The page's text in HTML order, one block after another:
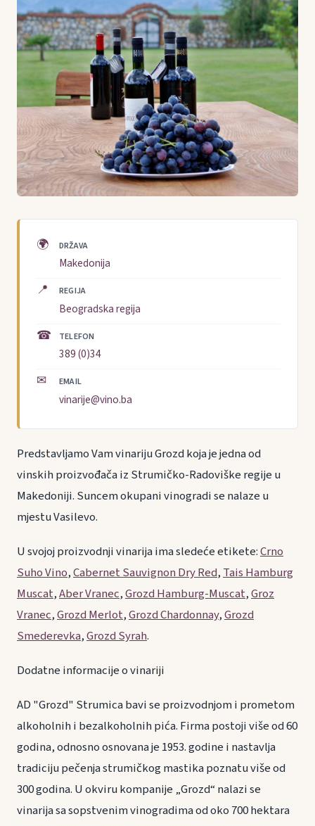
🌍 DRŽAVA
Makedonija
📍 REGIJA
Beogradska regija
☎ TELEFON
389 (0)34
✉ EMAIL
vinarije@vino.ba
Predstavljamo Vam vinariju Grozd koja je jedna od
vinskih proizvođača iz Strumičko-Radoviške regije u
Makedoniji. Suncem okupani vinogradi se nalaze u
mjestu Vasilevo.
U svojoj proizvodnji vinarija ima sledeće etikete:Crno
Suho Vino,Cabernet Sauvignon Dry Red, Tais Hamburg
Muscat,Aber Vranec,Grozd Hamburg-Muscat,Groz
Vranec,Grozd Merlot,Grozd Chardonnay,Grozd
Smederevka,Grozd Syrah.
Dodatne informacije o vinariji
AD "Grozd" Strumica bavi se proizvodnjom i prometom
alkoholnih i bezalkoholnih pića. Firma postoji više od 60
godina, odnosno osnovana je 1953. godine i nastavlja
tradiciju pečenja strumičkog mastika poznatu više od
300 godina. U okviru kompanije „Grozd“ nalazi se
vinarija sa sopstvenim vinogradima od oko 700 hektara